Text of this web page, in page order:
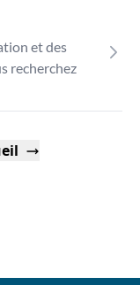
et des
recherchez